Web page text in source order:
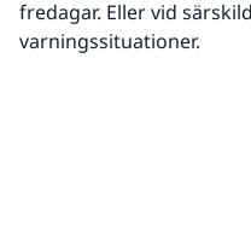
fredagar. Eller vid
varningssituationer.